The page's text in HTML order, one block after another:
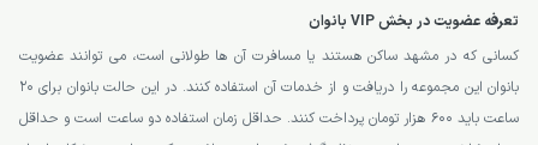
تعرفه عضویت در بخش VIP بانوان
کسانی که در مشهد ساکن هستند یا مسافرت آن ها طولانی است، می توانند عضویت
بانوان این مجموعه را دریافت و از خدمات آن استفاده کنند. در این حالت بانوان برای 20
ساعت باید 600 هزار تومان پرداخت کنند. حداقل زمان استفاده دو ساعت است و حداقل